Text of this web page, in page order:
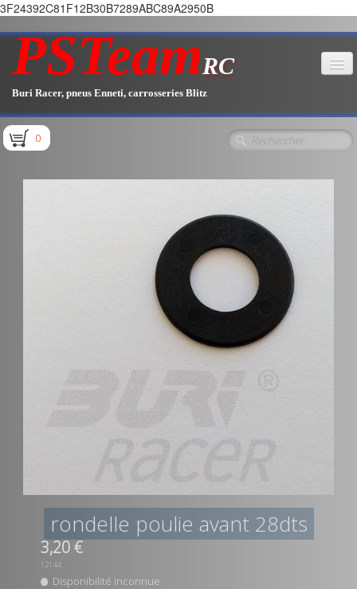
3F24392C81F12B30B7289ABC89A2950B
PSTeamRC
Buri Racer, pneus Enneti, carrosseries Blitz
Accueil
0
rondelle poulie avant 28dts
3,20 €
12144
Disponibilité inconnue